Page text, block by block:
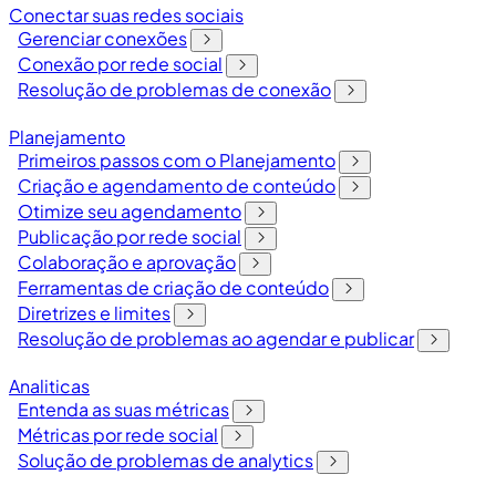
Conectar suas redes sociais
Gerenciar conexões
Conexão por rede social
Resolução de problemas de conexão
Planejamento
Primeiros passos com o Planejamento
Criação e agendamento de conteúdo
Otimize seu agendamento
Publicação por rede social
Colaboração e aprovação
Ferramentas de criação de conteúdo
Diretrizes e limites
Resolução de problemas ao agendar e publicar
Analiticas
Entenda as suas métricas
Métricas por rede social
Solução de problemas de analytics